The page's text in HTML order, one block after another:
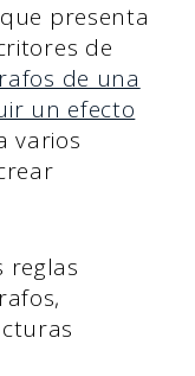
presenta
de
de una
un efecto
varios
reglas